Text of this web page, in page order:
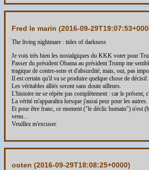
Fred le marin (2016-09-
The living nightmare : tides of darkness
Je vois très bien les nostalgiques du KKK voter pour
Passer du président Obama au président Trump me
tragique de contre-sens et d'absurdité, mais, oui, pas
Il est certain qu'il va se produire quelque chose de décisif.
Les véritables alliés seront sans doute ailleurs.
L'histoire ne se répète pas complètement : car le présent,
La vérité m'apparaîtra lorsque j'aurai peur pour les autres.
Et pour être franc, ce moment ("le déclic humain") n'est
venu…
Veuillez m'excuser.
ooten (2016-09-29T18:08:25+0000)